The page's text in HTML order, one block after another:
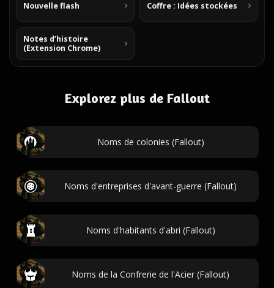
Nouvelle flash Coffre : Idées stockées
Notes d’histoire
(Extension Chrome)
Explorez plus de Fallout
Noms de colonies (Fallout)
Noms d'entreprises d'avant-guerre (Fallout)
Noms d'habitants d'abri (Fallout)
Noms de la Confrerie de l'Acier (Fallout)